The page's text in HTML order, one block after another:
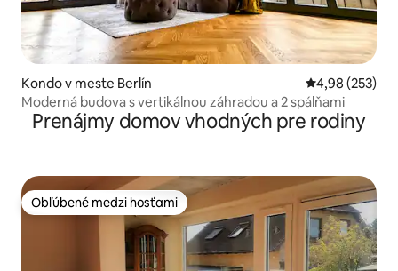
Kondo v meste Berlín Priemerné
4,98 (253)
Moderná budova s vertikálnou záhradou a 2 spálňami
Prenájmy domov vhodných pre rodiny
Obľúbené medzi hosťami
Obľúbené medzi hosťami